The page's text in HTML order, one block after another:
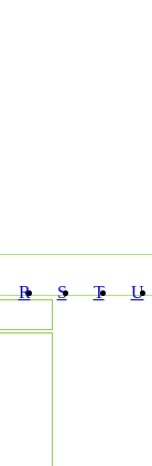
R S T U